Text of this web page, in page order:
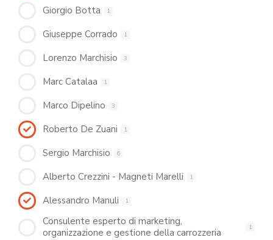
Giorgio Botta 1
Giuseppe Corrado 1
Lorenzo Marchisio 3
Marc Catalaa 1
Marco Dipelino 3
Roberto De Zuani 1
Sergio Marchisio 6
Alberto Crezzini - Magneti Marelli 1
Alessandro Manuli 1
Consulente esperto di marketing,
organizzazione e gestione della carrozzeria
1